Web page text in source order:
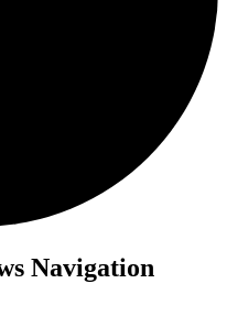
Navigation